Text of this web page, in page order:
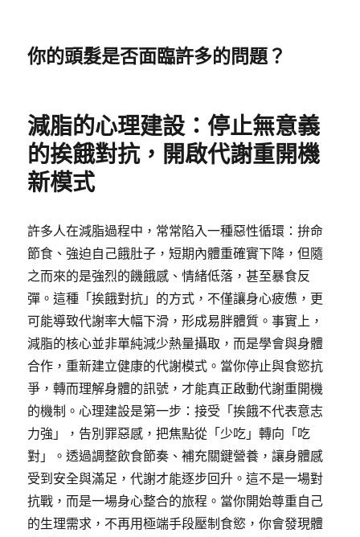
你的頭髮是否面臨許多的問題？
減脂的心理建設：停止無意義
的挨餓對抗，開啟代謝重開機
新模式
許多人在減脂過程中，常常陷入一種惡性循環：拚命
節食、強迫自己餓肚子，短期內體重確實下降，但隨
之而來的是強烈的饑餓感、情緒低落，甚至暴食反
彈。這種「挨餓對抗」的方式，不僅讓身心疲憊，更
可能導致代謝率大幅下滑，形成易胖體質。事實上，
減脂的核心並非單純減少熱量攝取，而是學會與身體
合作，重新建立健康的代謝模式。當你停止與食慾抗
爭，轉而理解身體的訊號，才能真正啟動代謝重開機
的機制。心理建設是第一步：接受「挨餓不代表意志
力強」，告別罪惡感，把焦點從「少吃」轉向「吃
對」。透過調整飲食節奏、補充關鍵營養，讓身體感
受到安全與滿足，代謝才能逐步回升。這不是一場對
抗戰，而是一場身心整合的旅程。當你開始尊重自己
的生理需求，不再用極端手段壓制食慾，你會發現體